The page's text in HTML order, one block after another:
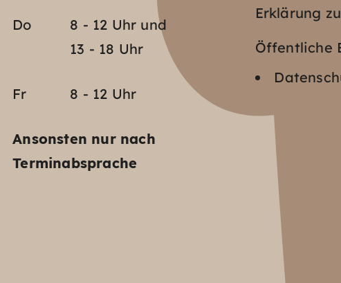
Do
8 - 12 Uhr und
13 - 18 Uhr
Fr 8 - 12 Uhr
Ansonsten nur nach
Terminabsprache
Erklärung
Öffentliche